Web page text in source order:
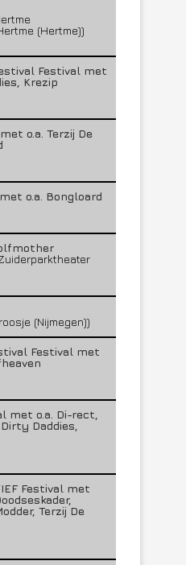
(Hertme))
Festival met
Krezip
o.a. Terzij De
o.a. Bongloard
(Nijmegen))
Festival met
met o.a. Di-rect,
Daddies,
Festival met
Terzij De